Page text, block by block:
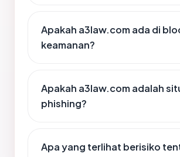
Apakah a3law.com ada di
keamanan?
Apakah a3law.com adalah
phishing?
Apa yang terlihat berisiko